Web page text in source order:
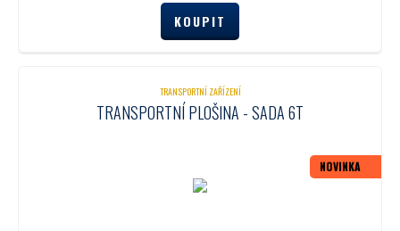
TRANSPORTNÍ ZAŘÍZENÍ
TRANSPORTNÍ PLOŠINA - SADA 6T
NOVINKA